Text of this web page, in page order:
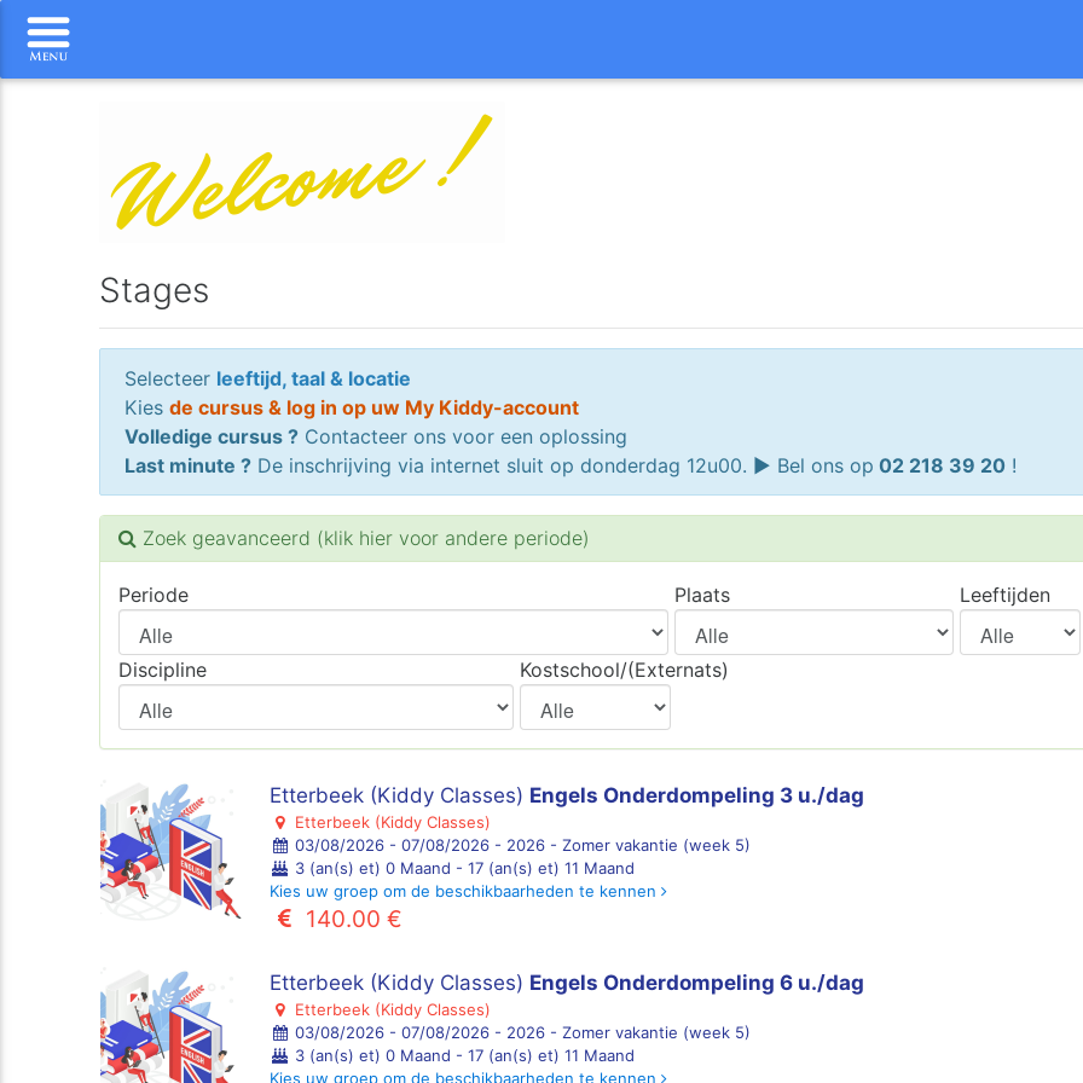
Stages
Selecteer leeftijd, taal & locatie
Kiesde cursus & log in op uw My Kiddy-account
Volledige cursus ? Contacteer ons voor een oplossing
Last minute ? De inschrijving via internet sluit op donderdag 12u00. ► Bel ons op 02 218 39 20 !
Zoek geavanceerd (klik hier voor andere periode)
Periode Plaats Leeftijden
Discipline Kostschool/(Externats)
Etterbeek (Kiddy Classes) Engels Onderdompeling 3 u./dag
Etterbeek (Kiddy Classes)
03/08/2026 - 07/08/2026 - 2026 - Zomer vakantie (week 5)
3 (an(s) et) 0 Maand - 17 (an(s) et) 11 Maand
Kies uw groep om de beschikbaarheden te kennen
140.00 €
Etterbeek (Kiddy Classes) Engels Onderdompeling 6 u./dag
Etterbeek (Kiddy Classes)
03/08/2026 - 07/08/2026 - 2026 - Zomer vakantie (week 5)
3 (an(s) et) 0 Maand - 17 (an(s) et) 11 Maand
Kies uw groep om de beschikbaarheden te kennen